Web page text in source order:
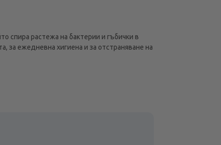
спира растежа на бактерии и гъбички в
за ежедневна хигиена и за отстраняване на